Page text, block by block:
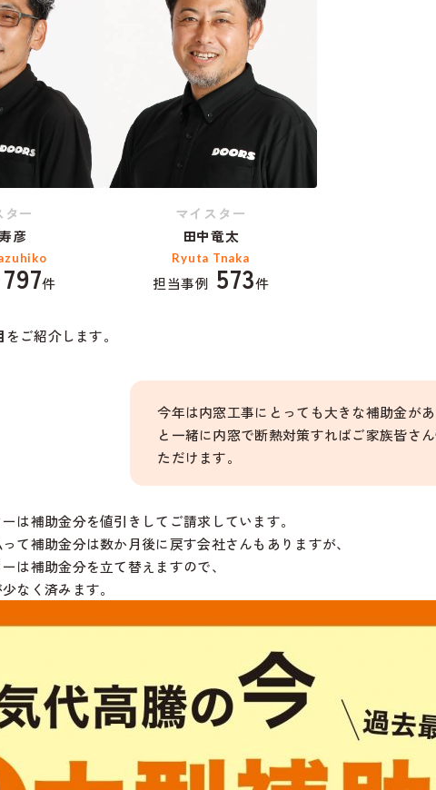
ター
彦
797件
マイスター
田中竜太
Ryuta Tnaka
担当事例 573件
をご紹介します。
今年は内窓工事にとっても大きな補助金が
と一緒に内窓で断熱対策すればご家族皆さ
ただけます。
は補助金分を値引きしてご請求しています。
て補助金分は数か月後に戻す会社さんもありますが、
は補助金分を立て替えますので、
なく済みます。